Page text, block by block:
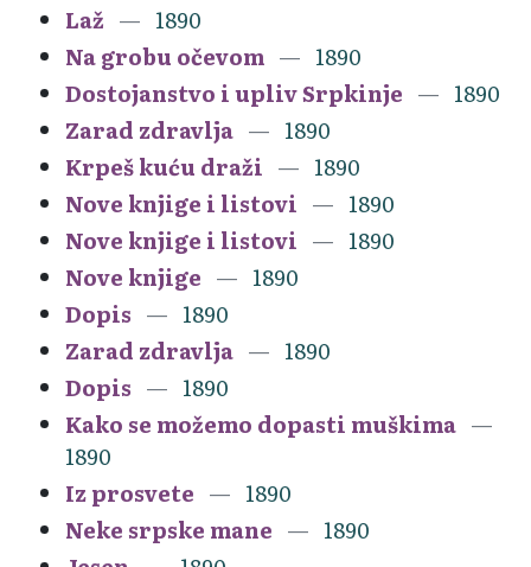
Laž
1890
Na grobu očevom
1890
Dostojanstvo i upliv Srpkinje
1890
Zarad zdravlja
1890
Krpeš kuću draži
1890
Nove knjige i listovi
1890
Nove knjige i listovi
1890
Nove knjige
1890
Dopis
1890
Zarad zdravlja
1890
Dopis
1890
Kako se možemo dopasti muškima
1890
Iz prosvete
1890
Neke srpske mane
1890